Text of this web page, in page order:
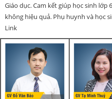
Giáo dục. Cam kết giúp học sinh
không hiệu quả. Phụ huynh và học
Link